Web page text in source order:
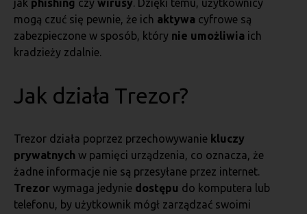
jak phishing czy wirusy. Dzięki temu, użytkownicy
mogą czuć się pewnie, że ich aktywa cyfrowe są
zabezpieczone w sposób, który nie umożliwia ich
kradzieży zdalnie.
Jak działa Trezor?
Trezor działa poprzez przechowywanie kluczy
prywatnych w pamięci urządzenia, co oznacza, że
żadne informacje nie są przesyłane przez internet.
Trezor wymaga jedynie dostępu do komputera lub
telefonu, by użytkownik mógł zarządzać swoimi